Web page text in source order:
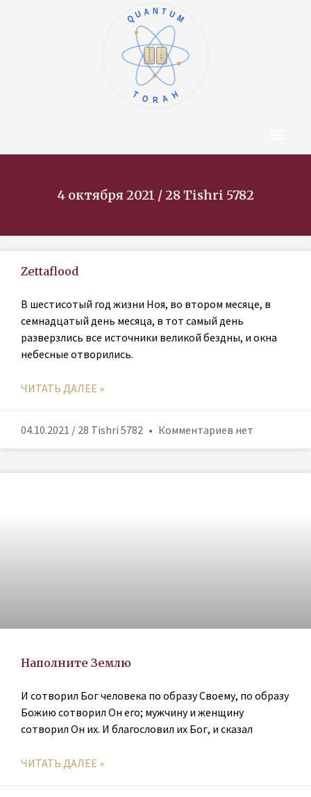
א
ב
ג
ד
ה
ו
ז
ח
ט
י
QUANTUM
TORAH
4 октября 2021 / 28 Tishri 5782
Zettaflood
В шестисотый год жизни Ноя, во втором месяце, в
семнадцатый день месяца, в тот самый день
разверзлись все источники великой бездны, и окна
небесные отворились.
ЧИТАТЬ ДАЛЕЕ »
04.10.2021 / 28 Tishri 5782 Комментариев нет
Наполните Землю
И сотворил Бог человека по образу Своему, по образу
Божию сотворил Он его; мужчину и женщину
сотворил Он их. И благословил их Бог, и сказал
ЧИТАТЬ ДАЛЕЕ »